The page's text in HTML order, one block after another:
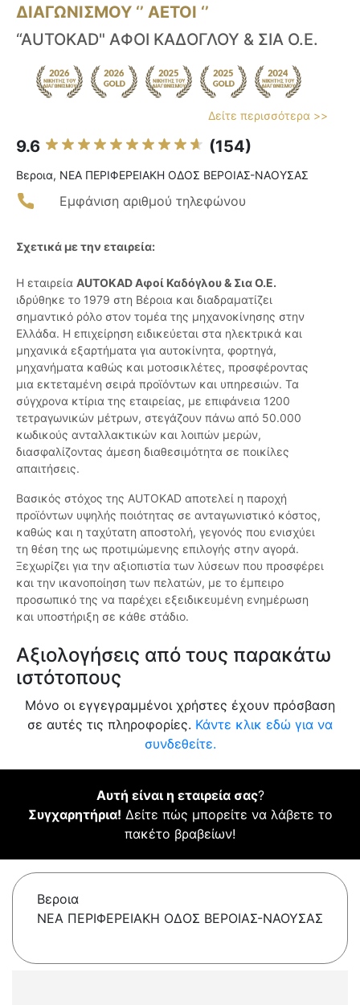
ΔΙΑΓΩΝΙΣΜΟΥ ‘’ ΑΕΤΟΙ ‘’
“AUTOKAD" ΑΦΟΙ ΚΑΔΟΓΛΟΥ & ΣΙΑ Ο.Ε.
Δείτε περισσότερα >>
9.6 (154)
Βεροια, ΝΕΑ ΠΕΡΙΦΕΡΕΙΑΚΗ ΟΔΟΣ ΒΕΡΟΙΑΣ-ΝΑΟΥΣΑΣ
Εμφάνιση αριθμού τηλεφώνου
Σχετικά με την εταιρεία:
Η εταιρεία AUTOKAD Αφοί Καδόγλου & Σια Ο.Ε.
ιδρύθηκε το 1979 στη Βέροια και διαδραματίζει
σημαντικό ρόλο στον τομέα της μηχανοκίνησης στην
Ελλάδα. Η επιχείρηση ειδικεύεται στα ηλεκτρικά και
μηχανικά εξαρτήματα για αυτοκίνητα, φορτηγά,
μηχανήματα καθώς και μοτοσικλέτες, προσφέροντας
μια εκτεταμένη σειρά προϊόντων και υπηρεσιών. Τα
σύγχρονα κτίρια της εταιρείας, με επιφάνεια 1200
τετραγωνικών μέτρων, στεγάζουν πάνω από 50.000
κωδικούς ανταλλακτικών και λοιπών μερών,
διασφαλίζοντας άμεση διαθεσιμότητα σε ποικίλες
απαιτήσεις.
Βασικός στόχος της AUTOKAD αποτελεί η παροχή
προϊόντων υψηλής ποιότητας σε ανταγωνιστικό κόστος,
καθώς και η ταχύτατη αποστολή, γεγονός που ενισχύει
τη θέση της ως προτιμώμενης επιλογής στην αγορά.
Ξεχωρίζει για την αξιοπιστία των λύσεων που προσφέρει
και την ικανοποίηση των πελατών, με το έμπειρο
προσωπικό της να παρέχει εξειδικευμένη ενημέρωση
και υποστήριξη σε κάθε στάδιο.
Αξιολογήσεις από τους παρακάτω
ιστότοπους
Μόνο οι εγγεγραμμένοι χρήστες έχουν πρόσβαση
σε αυτές τις πληροφορίες. Κάντε κλικ εδώ για να
συνδεθείτε.
Αυτή είναι η εταιρεία σας?
Συγχαρητήρια! Δείτε πώς μπορείτε να λάβετε το
πακέτο βραβείων!
Βεροια
ΝΕΑ ΠΕΡΙΦΕΡΕΙΑΚΗ ΟΔΟΣ ΒΕΡΟΙΑΣ-ΝΑΟΥΣΑΣ